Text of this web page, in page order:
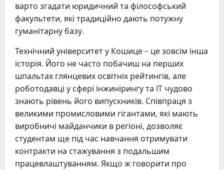
варто згадати юридичний та філософський
факультети, які традиційно дають потужну
гуманітарну базу.
Технічний університет у Кошице – це зовсім інша
історія. Його не часто побачиш на перших
шпальтах глянцевих освітніх рейтингів, але
роботодавці у сфері інжинірингу та IT чудово
знають рівень його випускників. Співпраця з
великими промисловими гігантами, які мають
виробничі майданчики в регіоні, дозволяє
студентам ще під час навчання отримувати
контракти на стажування з подальшим
працевлаштуванням. Якщо ж говорити про